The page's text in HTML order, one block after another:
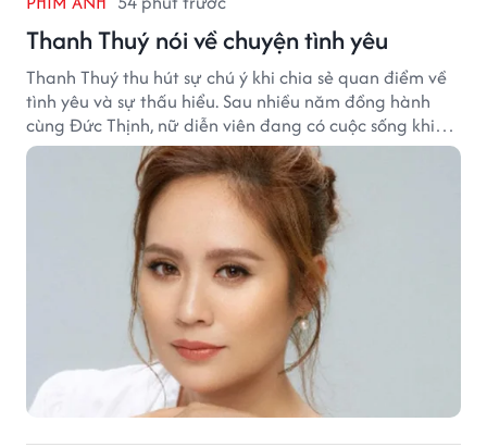
Thanh Thuý nói về chuyện tình yêu
Thanh Thuý thu hút sự chú ý khi chia sẻ quan điểm về
tình yêu và sự thấu hiểu. Sau nhiều năm đồng hành
cùng Đức Thịnh, nữ diễn viên đang có cuộc sống khiến
nhiều khán giả quan tâm.